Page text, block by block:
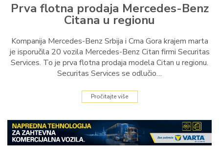
Prva flotna prodaja Mercedes-Benz
Citana u regionu
Kompanija Mercedes-Benz Srbija i Crna Gora krajem marta
je isporučila 20 vozila Mercedes-Benz Citan firmi Securitas
Services. To je prva flotna prodaja modela Citan u regionu.
Securitas Services se odlučio…
Pročitajte više